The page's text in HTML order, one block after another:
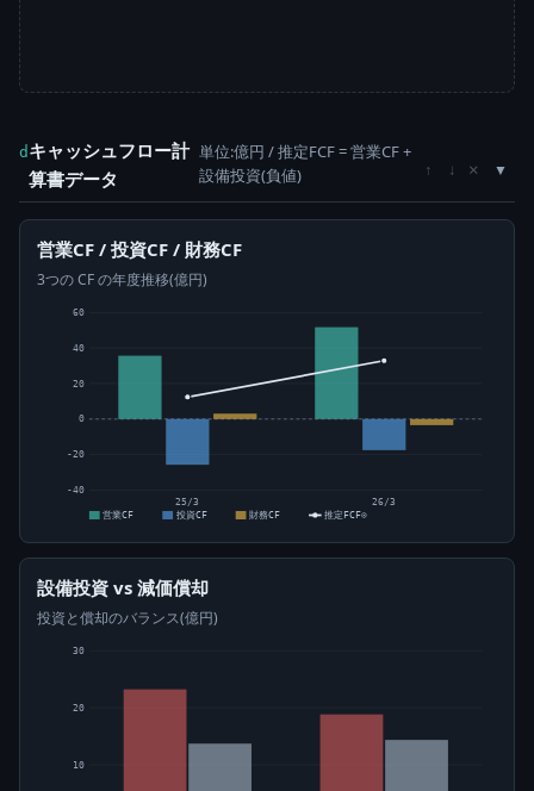
d キャッシュフロー計
算書データ
単位:億円 / 推定FCF = 営業CF +
設備投資(負値)
↑ ↓ ×
営業CF / 投資CF / 財務CF
3つの CF の年度推移(億円)
-40
-20
0
20
40
60
25/3
26/3
営業CF
投資CF 財務CF 推定FCF⊙
設備投資 vs 減価償却
投資と償却のバランス(億円)
10
20
30